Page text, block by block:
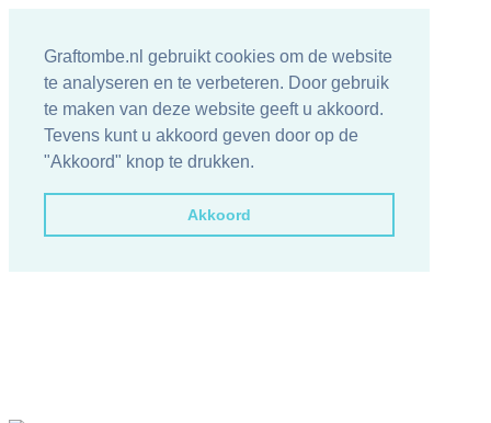
Graftombe.nl gebruikt cookies om de website
te analyseren en te verbeteren. Door gebruik
te maken van deze website geeft u akkoord.
Tevens kunt u akkoord geven door op de
"Akkoord" knop te drukken.
Akkoord